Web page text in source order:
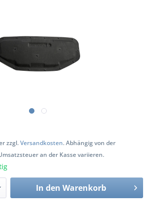
zzgl.Versandkosten. Abhängig von der
an der Kasse variieren.
In den Warenkorb